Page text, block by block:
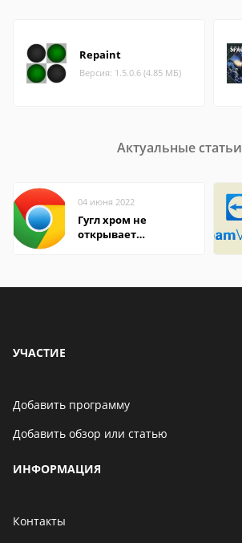
Repaint
Версия: 1.5.0.6 (4.85 МБ)
Актуальные статьи
04 июня 2022
Гугл хром не
открывает
УЧАСТИЕ
Добавить программу
Добавить обзор или статью
ИНФОРМАЦИЯ
Контакты